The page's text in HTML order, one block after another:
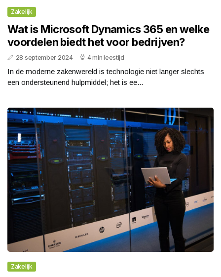
Zakelijk
Wat is Microsoft Dynamics 365 en welke
voordelen biedt het voor bedrijven?
28 september 2024 4 min leestijd
In de moderne zakenwereld is technologie niet langer slechts
een ondersteunend hulpmiddel; het is ee...
Zakelijk